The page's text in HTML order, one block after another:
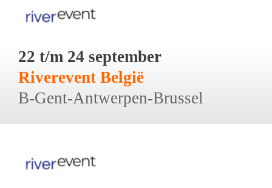
22 t/m 24 september
Riverevent België
B-Gent-Antwerpen-Brussel